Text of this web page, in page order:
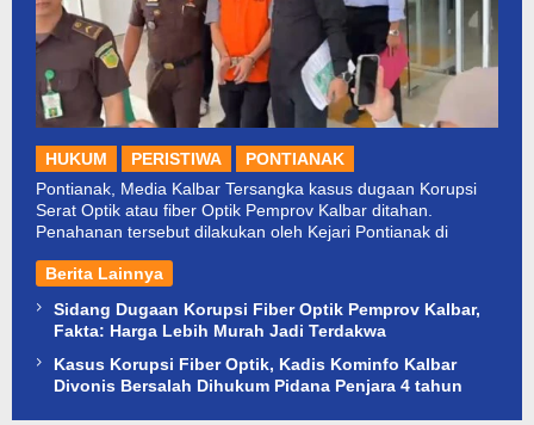
HUKUM PERISTIWA
PONTIANAK
Pontianak, Media Kalbar Tersangka kasus dugaan Korupsi
Serat Optik atau fiber Optik Pemprov Kalbar ditahan.
Penahanan tersebut dilakukan oleh Kejari Pontianak di
Berita Lainnya
Sidang Dugaan Korupsi Fiber Optik Pemprov Kalbar,
Fakta: Harga Lebih Murah Jadi Terdakwa
Kasus Korupsi Fiber Optik, Kadis Kominfo Kalbar
Divonis Bersalah Dihukum Pidana Penjara 4 tahun